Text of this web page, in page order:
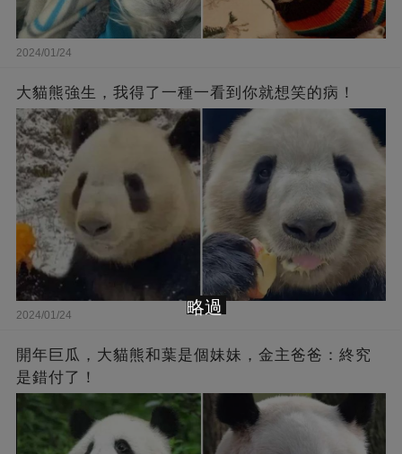
2024/01/24
大貓熊強生，我得了一種一看到你就想笑的病！
2024/01/24
開年巨瓜，大貓熊和葉是個妹妹，金主爸爸：終究
是錯付了！
略過